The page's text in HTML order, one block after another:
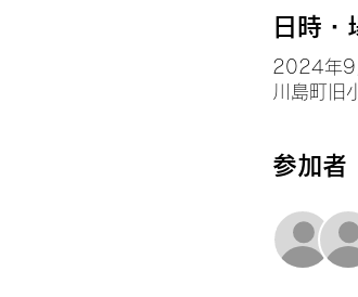
日時・
2024年
川島町旧
参加者